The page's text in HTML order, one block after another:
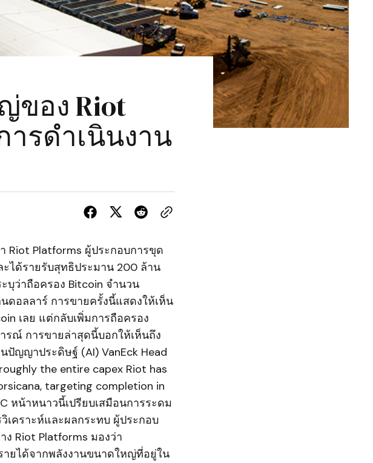
ของ Riot
ารดำเนินงาน
Riot Platforms ผู้ประกอบการขุด
ได้รายรับสุทธิประมาน 200 ล้าน
บุว่าถือครอง Bitcoin จำนวน
ดอลลาร์ การขายครั้งนี้แสดงให้เห็น
เลย แต่กลับเพิ่มการถือครอง
รณ์ การขายล่าสุดนี้บอกให้เห็นถึง
ญญาประดิษฐ์ (AI) VanEck Head
the entire capex Riot has
targeting completion in
หน้าหนาวนี้เปรียบเสมือนการระดม
เคราะห์และผลกระทบ ผู้ประกอบ
Riot Platforms มองว่า
ายได้จากพลังงานขนาดใหญ่ที่อยู่ใน